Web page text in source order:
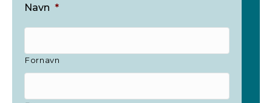
Navn *
Fornavn